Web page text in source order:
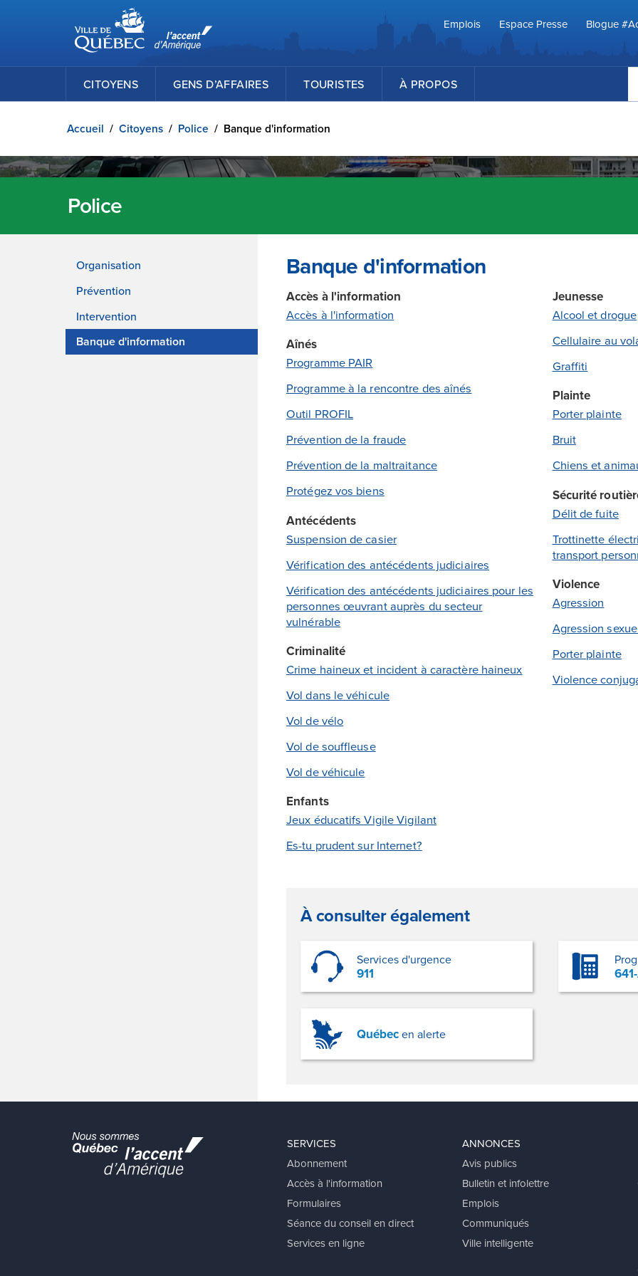
Passer au contenu principal
Ville de Québec
Emplois
Espace Presse Blogue
CITOYENS GENS D’AFFAIRES TOURISTES À PROPOS
Accueil / Citoyens / Police / Banque d'information
Police
Organisation
Prévention
Intervention
Banque d'information
Banque d'information
Accès à l'information
Accès à l'information
Aînés
Programme PAIR
Programme à la rencontre des aînés
Outil PROFIL
Prévention de la fraude
Prévention de la maltraitance
Protégez vos biens
Antécédents
Suspension de casier
Vérification des antécédents judiciaires
Vérification des antécédents judiciaires pour les
personnes œuvrant auprès du secteur
vulnérable
Criminalité
Crime haineux et incident à caractère haineux
Vol dans le véhicule
Vol de vélo
Vol de souffleuse
Vol de véhicule
Enfants
Jeux éducatifs Vigile Vigilant
Es-tu prudent sur Internet?
Jeunesse
Alcool et drogue
Cellulaire au
Graffiti
Plainte
Porter plainte
Bruit
Chiens et
Sécurité
Délit de fuite
Trottinette
transport
Violence
Agression
Agression
Porter plainte
Violence
À consulter également
Services d'urgence
911
Québecen alerte
SERVICES
Abonnement
Accès à l'information
Formulaires
Séance du conseil en direct
Services en ligne
ANNONCES
Avis publics
Bulletin et infolettre
Emplois
Communiqués
Ville intelligente